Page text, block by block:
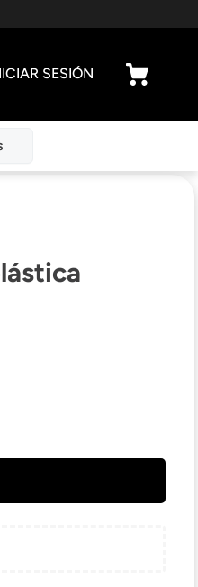
SESIÓN